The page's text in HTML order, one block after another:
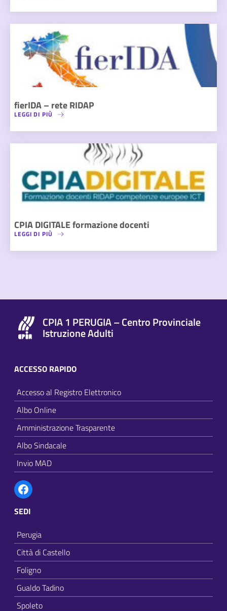
fierIDA – rete RIDAP
LEGGI DI PIÙ
CPIA DIGITALE formazione docenti
LEGGI DI PIÙ
CPIA 1 PERUGIA – Centro Provinciale
Istruzione Adulti
ACCESSO RAPIDO
Accesso al Registro Elettronico
Albo Online
Amministrazione Trasparente
Albo Sindacale
Invio MAD
Facebook
SEDI
Perugia
Città di Castello
Foligno
Gualdo Tadino
Spoleto